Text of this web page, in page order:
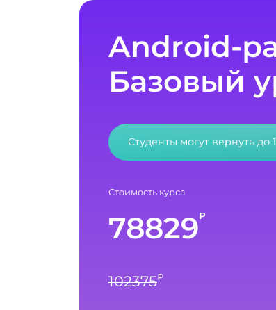
Android-
Базовый
Студенты могут вернуть
Стоимость курса
78829₽
102375₽